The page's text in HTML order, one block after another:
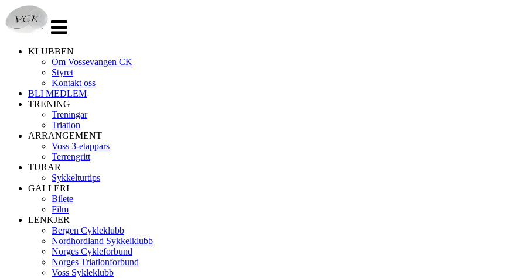
navigasjon
KLUBBEN
Om Vossevangen CK
Styret
Kontakt oss
BLI MEDLEM
TRENING
Treningar
Triatlon
ARRANGEMENT
Voss 3-etappars
Terrengritt
TURAR
Sykkelturtips
GALLERI
Bilete
Film
LENKJER
Bergen Cykleklubb
Nordhordland Sykkelklubb
Norges Cykleforbund
Norges Triatlonforbund
Voss Sykleklubb